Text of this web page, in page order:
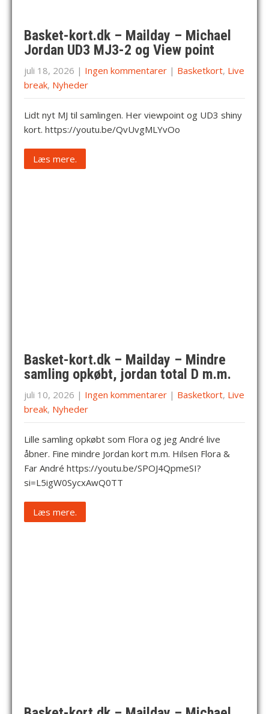
Basket-kort.dk – Mailday – Michael
Jordan UD3 MJ3-2 og View point
juli 18, 2026 | Ingen kommentarer | Basketkort, Live
break, Nyheder
Lidt nyt MJ til samlingen. Her viewpoint og UD3 shiny
kort. https://youtu.be/QvUvgMLYvOo
Læs mere.
Basket-kort.dk – Mailday – Mindre
samling opkøbt, jordan total D m.m.
juli 10, 2026 | Ingen kommentarer | Basketkort, Live
break, Nyheder
Lille samling opkøbt som Flora og jeg André live
åbner. Fine mindre Jordan kort m.m. Hilsen Flora &
Far André https://youtu.be/SPOJ4QpmeSI?
si=L5igW0SycxAwQ0TT
Læs mere.